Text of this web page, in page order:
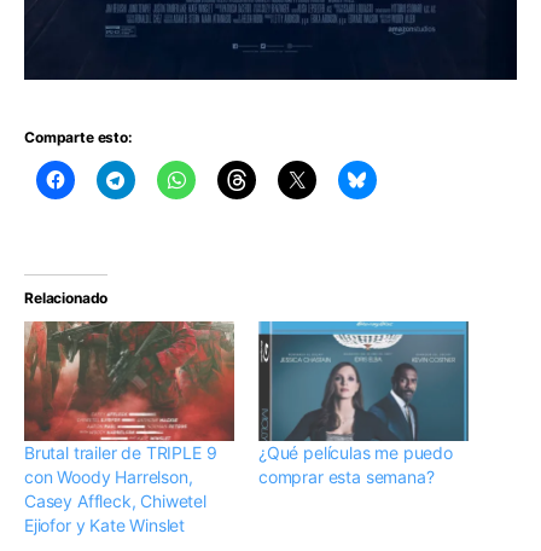
Comparte esto:
Relacionado
Brutal trailer de TRIPLE 9
con Woody Harrelson,
Casey Affleck, Chiwetel
Ejiofor y Kate Winslet
¿Qué películas me puedo
comprar esta semana?